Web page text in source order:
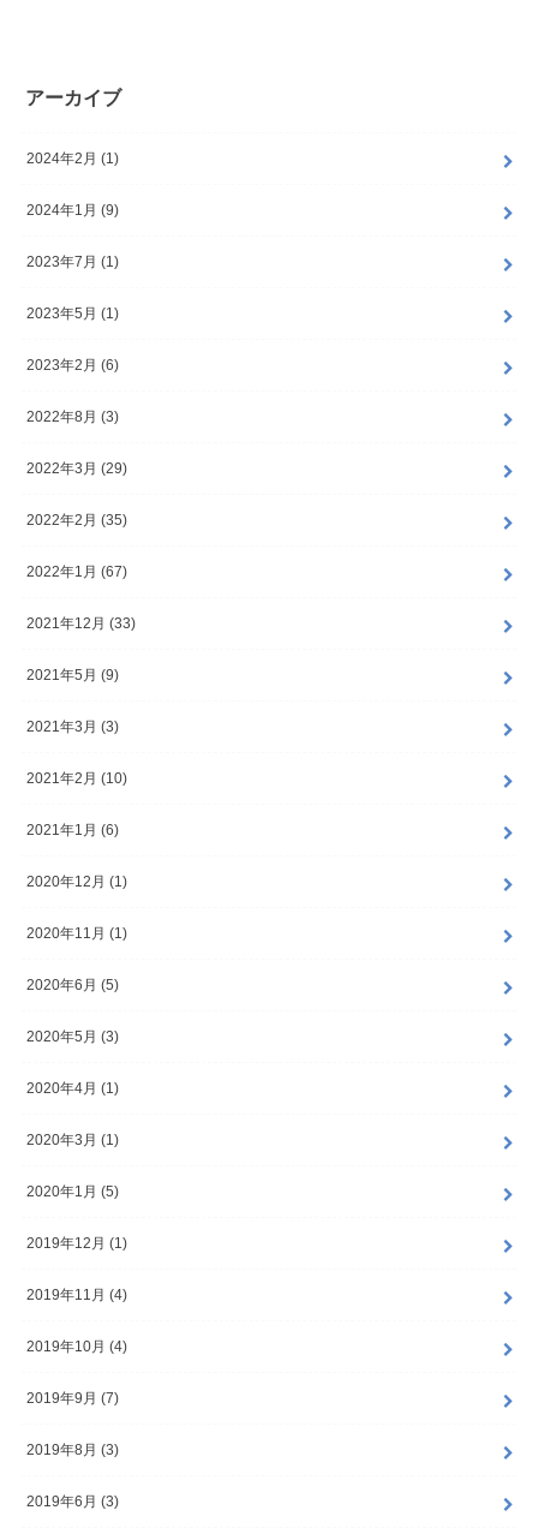
アーカイブ
2024年2月 (1)
2024年1月 (9)
2023年7月 (1)
2023年5月 (1)
2023年2月 (6)
2022年8月 (3)
2022年3月 (29)
2022年2月 (35)
2022年1月 (67)
2021年12月 (33)
2021年5月 (9)
2021年3月 (3)
2021年2月 (10)
2021年1月 (6)
2020年12月 (1)
2020年11月 (1)
2020年6月 (5)
2020年5月 (3)
2020年4月 (1)
2020年3月 (1)
2020年1月 (5)
2019年12月 (1)
2019年11月 (4)
2019年10月 (4)
2019年9月 (7)
2019年8月 (3)
2019年6月 (3)